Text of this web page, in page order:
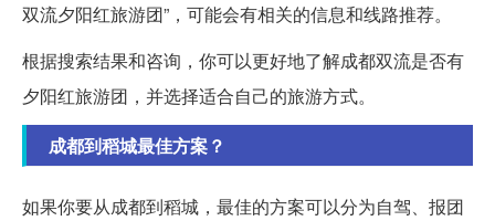
双流夕阳红旅游团”，可能会有相关的信息和线路推荐。
根据搜索结果和咨询，你可以更好地了解成都双流是否有
夕阳红旅游团，并选择适合自己的旅游方式。
成都到稻城最佳方案？
如果你要从成都到稻城，最佳的方案可以分为自驾、报团